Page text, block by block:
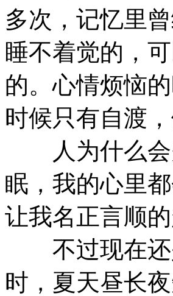
多次，记忆里
睡不着觉的，
的。心情烦恼
时候只有自渡
人为什么会
眠，我的心里
让我名正言顺
不过现在还
时，夏天昼长